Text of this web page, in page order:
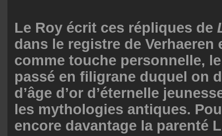
Le Roy écrit ces répliques de
dans le registre de Verhaeren
comme touche personnelle,
passé en filigrane duquel on
d’âge d’or d’éternelle
les mythologies antiques.
encore davantage la parenté